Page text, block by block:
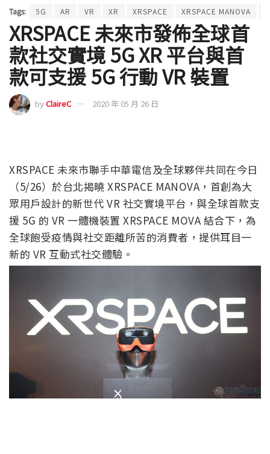
Tags: 5G AR VR XR XRSPACE XRSPACE MANOVA
XRSPACE 未來市發佈全球首
款社交實境 5G XR 平台與首
款可支援 5G 行動 VR 裝置
byClaireC 2020 年 05 月 26 日
XRSPACE 未來市聯手中華電信及全球夥伴共同在今日
（5/26）於台北揭曉 XRSPACE MANOVA，首創為大
眾用戶設計的新世代 VR 社交實境平台，與全球首款支
援 5G 的 VR 一體機裝置 XRSPACE MOVA 結合下，為
全球飽受疫情與社交距離所苦的消費者，提供耳目一
新的 VR 互動式社交體驗。